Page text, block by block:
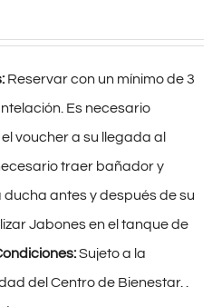
Reservar con un mínimo de 3
Es necesario
voucher a su llegada al
traer bañador y
ducha antes y después de su
Jabones en el tanque de
Sujeto a la
del Centro de Bienestar. .